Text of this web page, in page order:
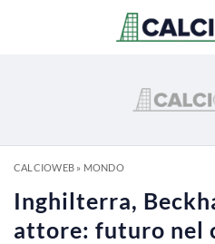
CALCIOWEB» MONDO
Inghilterra,
attore: futuro nel